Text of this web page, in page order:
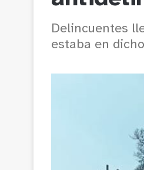
Delincuentes
estaba en